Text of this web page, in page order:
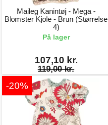
Maileg Kanintøj - Mega -
Blomster Kjole - Brun (Størrelse
4)
På lager
107,10 kr.
119,00 kr.
-20%